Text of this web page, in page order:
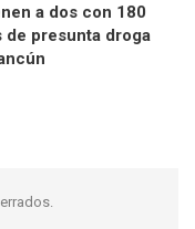
a dos con 180
de presunta droga